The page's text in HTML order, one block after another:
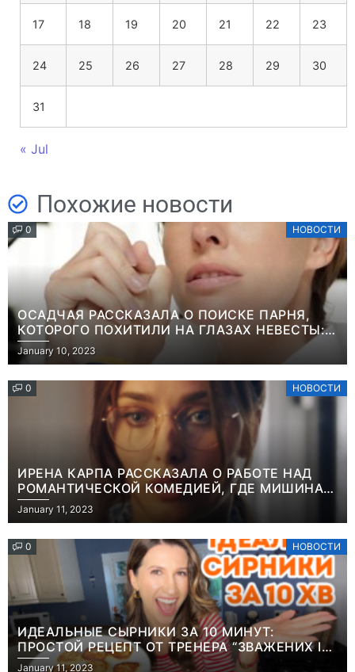
17 18 19 20 21 22 23
24 25 26 27 28 29 30
31
« Jul
Похожие новости
0 НОВОСТИ
ОСАДЧАЯ РАССКАЗАЛА О ПОИСКЕ ПАРНЯ,
КОТОРОГО ПОХИТИЛИ НА ГЛАЗАХ НЕВЕСТЫ:
“ОН ВЕСЬ УДАР ПРИНЯЛ НА СЕБЯ”
January 10, 2023
0 НОВОСТИ
ИРЕНА КАРПА РАССКАЗАЛА О РАБОТЕ НАД
РОМАНТИЧЕСКОЙ КОМЕДИЕЙ, ГДЕ МИШИНА В
РОЛИ МАТЕРИ-ОДИНОЧКИ
January 11, 2023
0 НОВОСТИ
ИДЕАЛЬНЫЕ СЫРНИКИ ЗА 10 МИНУТ:
ПРОСТОЙ РЕЦЕПТ ОТ ТРЕНЕРА “ЗВАЖЕНИХ І
ЩАСЛИВИХ” АНИТЫ ЛУЦЕНКО
January 11, 2023